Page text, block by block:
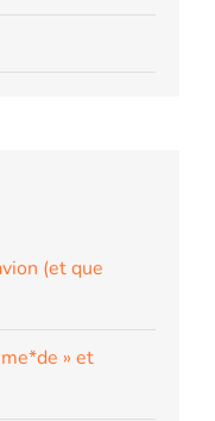
(et que
» et